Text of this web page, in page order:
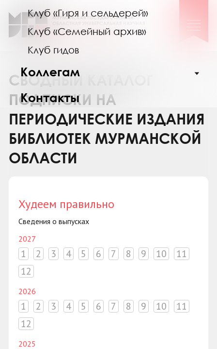
Клуб «Гиря и сельдерей»
Клуб «Семейный архив»
Клуб гидов
Коллегам
Контакты
СВОДНЫЙ КАТАЛОГ
ПОДПИСКИ НА
ПЕРИОДИЧЕСКИЕ ИЗДАНИЯ
БИБЛИОТЕК МУРМАНСКОЙ
ОБЛАСТИ
Худеем правильно
Сведения о выпусках
2027
1 2 3 4 5 6 7 8 9 10
11
12
2026
1 2 3 4 5 6 7 8 9 10
11
12
2025